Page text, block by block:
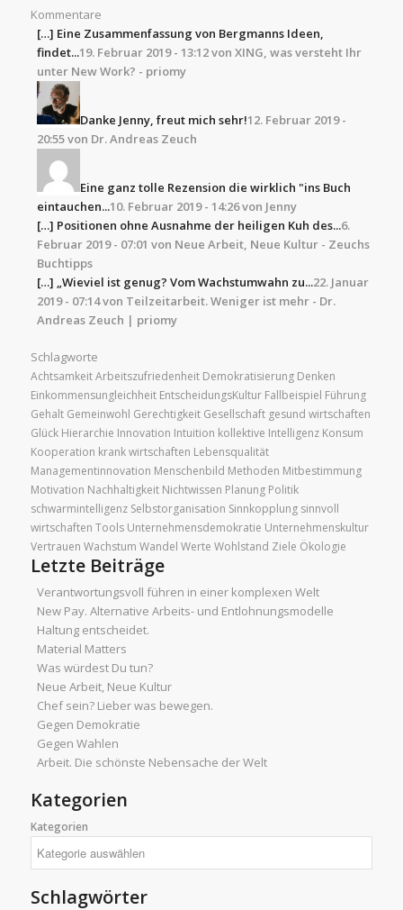
Kommentare
[…] Eine Zusammenfassung von Bergmanns Ideen,
findet...19. Februar 2019 - 13:12 von XING, was versteht Ihr
unter New Work? - priomy
Danke Jenny, freut mich sehr!12. Februar 2019 -
20:55 von Dr. Andreas Zeuch
Eine ganz tolle Rezension die wirklich "ins Buch
eintauchen...10. Februar 2019 - 14:26 von Jenny
[…] Positionen ohne Ausnahme der heiligen Kuh des...6.
Februar 2019 - 07:01 von Neue Arbeit, Neue Kultur - Zeuchs
Buchtipps
[…] „Wieviel ist genug? Vom Wachstumwahn zu...22. Januar
2019 - 07:14 von Teilzeitarbeit. Weniger ist mehr - Dr.
Andreas Zeuch | priomy
Schlagworte
Achtsamkeit Arbeitszufriedenheit Demokratisierung Denken
Einkommensungleichheit EntscheidungsKultur Fallbeispiel Führung
Gehalt Gemeinwohl Gerechtigkeit Gesellschaft gesund wirtschaften
Glück Hierarchie Innovation Intuition kollektive Intelligenz Konsum
Kooperation krank wirtschaften Lebensqualität
Managementinnovation Menschenbild Methoden Mitbestimmung
Motivation Nachhaltigkeit Nichtwissen Planung Politik
schwarmintelligenz Selbstorganisation Sinnkopplung sinnvoll
wirtschaften Tools Unternehmensdemokratie Unternehmenskultur
Vertrauen Wachstum Wandel Werte Wohlstand Ziele Ökologie
Letzte Beiträge
Verantwortungsvoll führen in einer komplexen Welt
New Pay. Alternative Arbeits- und Entlohnungsmodelle
Haltung entscheidet.
Material Matters
Was würdest Du tun?
Neue Arbeit, Neue Kultur
Chef sein? Lieber was bewegen.
Gegen Demokratie
Gegen Wahlen
Arbeit. Die schönste Nebensache der Welt
Kategorien
Kategorien
Schlagwörter